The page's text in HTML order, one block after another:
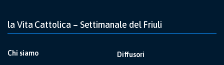
la Vita Cattolica – Settimanale del Friuli
Chi siamo Diffusori